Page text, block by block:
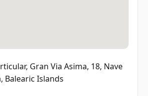
Gran Via Asima, 18, Nave
Balearic Islands